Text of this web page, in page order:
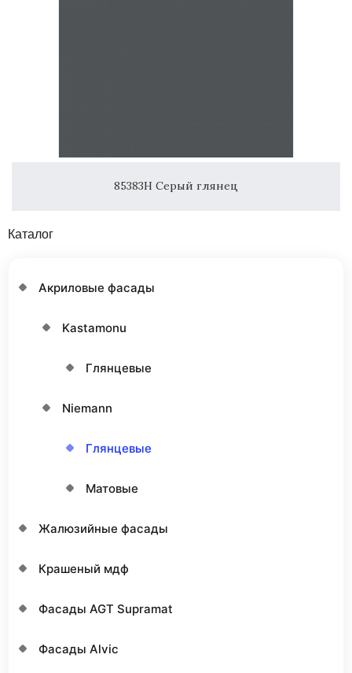
85383H Серый глянец
Каталог
Акриловые фасады
Kastamonu
Глянцевые
Niemann
Глянцевые
Матовые
Жалюзийные фасады
Крашеный мдф
Фасады AGT Supramat
Фасады Alvic